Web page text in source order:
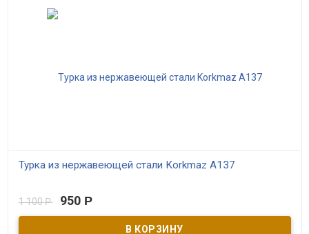
Турка из нержавеющей стали Korkmaz A137
высокопрочной Cr-Ni нержавеющей стали марки 18/10.
Эргономичная ненагревающаяся стальная ручка. Объём одной
1 100Р 950 Р